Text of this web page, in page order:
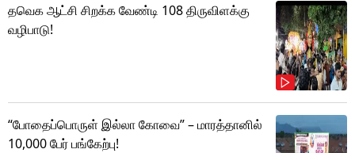
தவெக ஆட்சி சிறக்க வேண்டி 108 திருவிளக்கு
வழிபாடு!
“போதைப்பொருள் இல்லா கோவை” – மாரத்தானில்
10,000 பேர் பங்கேற்பு!